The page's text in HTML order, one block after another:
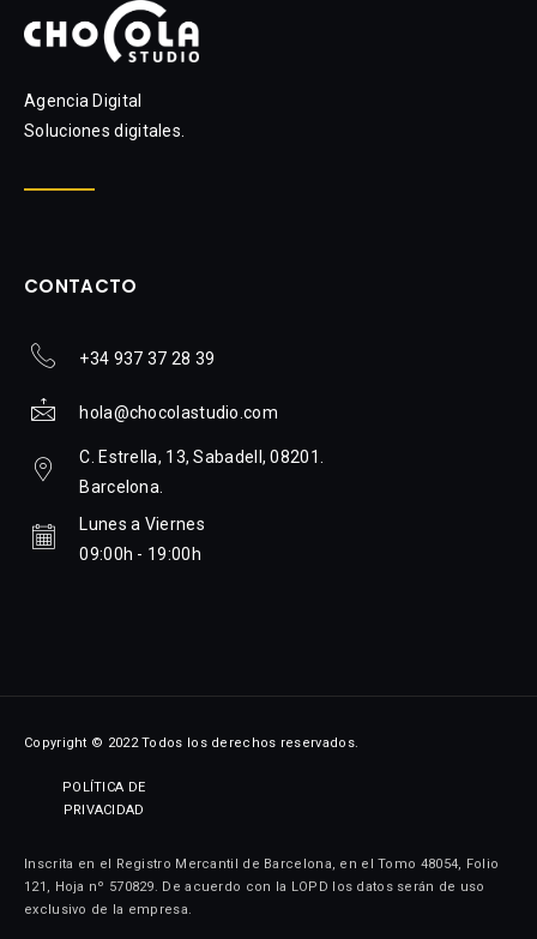
Agencia Digital
Soluciones digitales.
CONTACTO
+34 937 37 28 39
hola@chocolastudio.com
C. Estrella, 13, Sabadell, 08201.
Barcelona.
Lunes a Viernes
09:00h - 19:00h
Copyright © 2022 Todos los derechos reservados.
POLÍTICA DE
PRIVACIDAD
Inscrita en el Registro Mercantil de Barcelona, en el Tomo 48054, Folio
121, Hoja nº 570829. De acuerdo con la LOPD los datos serán de uso
exclusivo de la empresa.